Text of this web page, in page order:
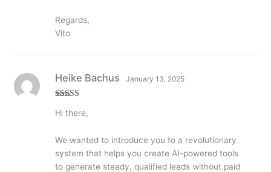
Regards,
Vito
of 5
Heike Bachus January 13, 2025
Hi there,
We wanted to introduce you to a revolutionary
system that helps you create AI-powered tools
to generate steady, qualified leads without paid